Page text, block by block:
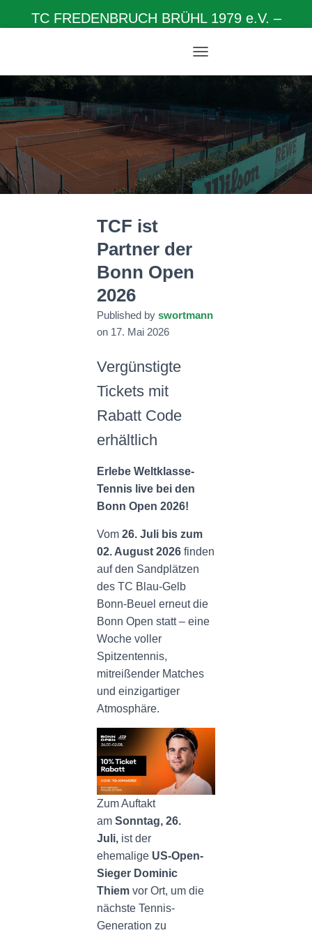
TC FREDENBRUCH BRÜHL 1979 e.V. –
A
G
T
I
O
N
U
N
TCF ist
Partner der
Bonn Open
2026
Published by swortmann
on 17. Mai 2026
Vergünstigte
Tickets mit
Rabatt Code
erhältlich
Erlebe Weltklasse-
Tennis live bei den
Bonn Open 2026!
Vom 26. Juli bis zum
02. August 2026 finden
auf den Sandplätzen
des TC Blau-Gelb
Bonn-Beuel erneut die
Bonn Open statt – eine
Woche voller
Spitzentennis,
mitreißender Matches
und einzigartiger
Atmosphäre.
Zum Auftakt
am Sonntag, 26.
Juli, ist der
ehemalige US-Open-
Sieger Dominic
Thiem vor Ort, um die
nächste Tennis-
Generation zu